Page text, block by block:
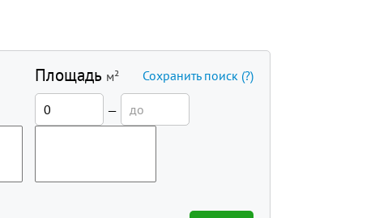
Площадь м²
—
Сохранить поиск (?)